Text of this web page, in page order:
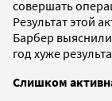
совершать
Результат этой
Барбер
год хуже
Слишком